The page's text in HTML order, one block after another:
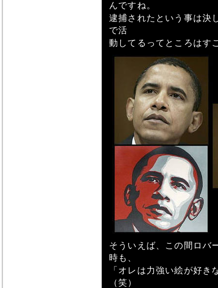
んですね。
逮捕されたという事は決
で活
動してるってところはす
そういえば、この間ロバ
時も、
「オレは力強い絵が好
（笑）